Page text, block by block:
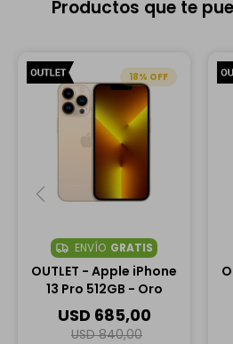
Productos que te
18
ENVÍO GRATIS
OUTLET - Apple iPhone
13 Pro 512GB - Oro
USD 685,00
USD 840,00